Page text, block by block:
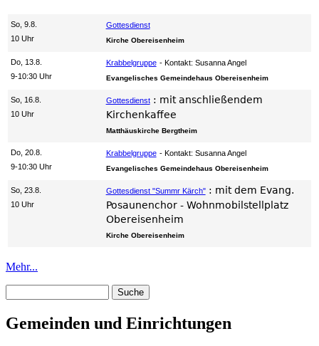
So, 9.8.
10 Uhr
Gottesdienst
Kirche Obereisenheim
Do, 13.8.
9-10:30 Uhr
Krabbelgruppe Kontakt: Susanna Angel
Evangelisches Gemeindehaus Obereisenheim
So, 16.8.
10 Uhr
Gottesdienst: mit anschließendem
Kirchenkaffee
Matthäuskirche Bergtheim
Do, 20.8.
9-10:30 Uhr
Krabbelgruppe Kontakt: Susanna Angel
Evangelisches Gemeindehaus Obereisenheim
So, 23.8.
10 Uhr
Gottesdienst "Summr Kärch": mit dem Evang.
Posaunenchor - Wohnmobilstellplatz
Obereisenheim
Kirche Obereisenheim
Mehr...
Gemeinden und Einrichtungen